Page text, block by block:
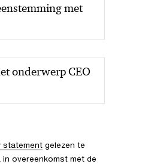
met
onderwerp CEO
statement gelezen te
overeenkomst met de